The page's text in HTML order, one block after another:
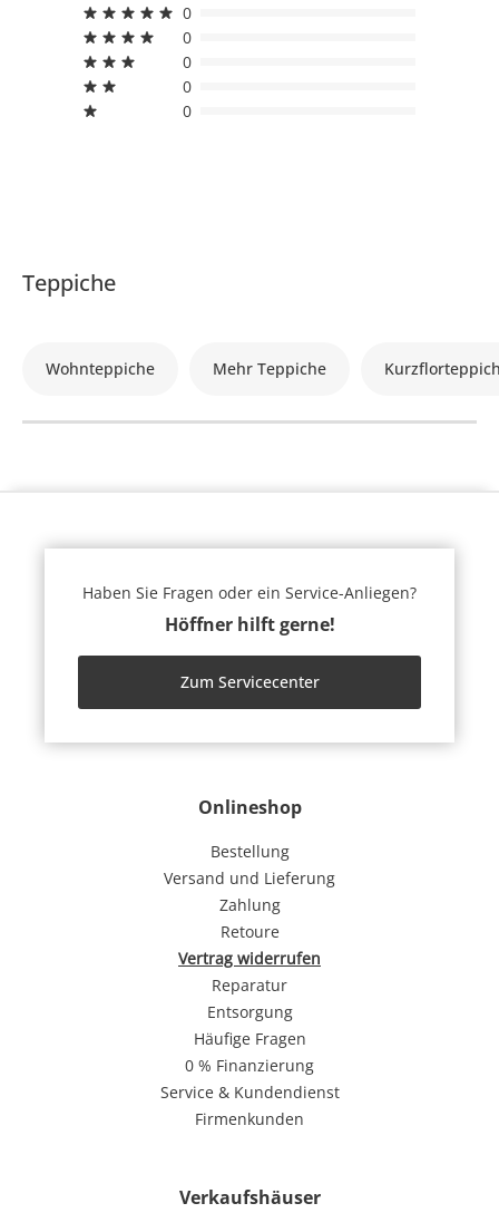
0
0
0
0
0
Teppiche
Wohnteppiche Mehr Teppiche
Onlineshop
Bestellung
Versand und Lieferung
Zahlung
Retoure
Vertrag widerrufen
Reparatur
Entsorgung
Häufige Fragen
0 % Finanzierung
Service & Kundendienst
Firmenkunden
Verkaufshäuser
Haben Sie Fragen oder ein Service-Anliegen?
Höffner hilft gerne!
Zum Servicecenter